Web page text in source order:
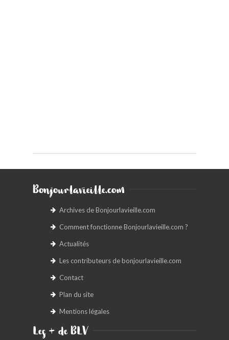
Bonjourlavieille.com
Archives de Bonjourlavieille.com
Comment fonctionne Bonjourlavieille.com ?
Actualités
Les contributeurs de bonjourlavieille.com
Contact
Plan du site
Mentions légales
Les + de BLV